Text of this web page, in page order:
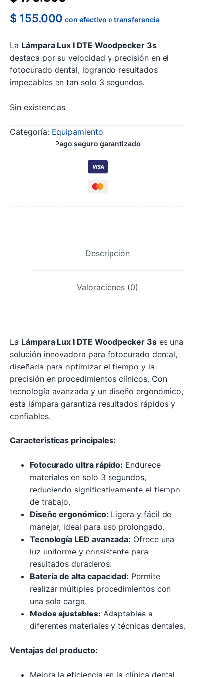
$ 155.000 con efectivo o transferencia
La Lámpara Lux I DTE Woodpecker 3s
destaca por su velocidad y precisión en el
fotocurado dental, logrando resultados
impecables en tan solo 3 segundos.
Sin existencias
Categoría: Equipamiento
Pago seguro garantizado
Descripción
Valoraciones (0)
La Lámpara Lux I DTE Woodpecker 3s es una
solución innovadora para fotocurado dental,
diseñada para optimizar el tiempo y la
precisión en procedimientos clínicos. Con
tecnología avanzada y un diseño ergonómico,
esta lámpara garantiza resultados rápidos y
confiables.
Características principales:
Fotocurado ultra rápido: Endurece
materiales en solo 3 segundos,
reduciendo significativamente el tiempo
de trabajo.
Diseño ergonómico: Ligera y fácil de
manejar, ideal para uso prolongado.
Tecnología LED avanzada: Ofrece una
luz uniforme y consistente para
resultados duraderos.
Batería de alta capacidad: Permite
realizar múltiples procedimientos con
una sola carga.
Modos ajustables: Adaptables a
diferentes materiales y técnicas dentales.
Ventajas del producto:
Mejora la eficiencia en la clínica dental.